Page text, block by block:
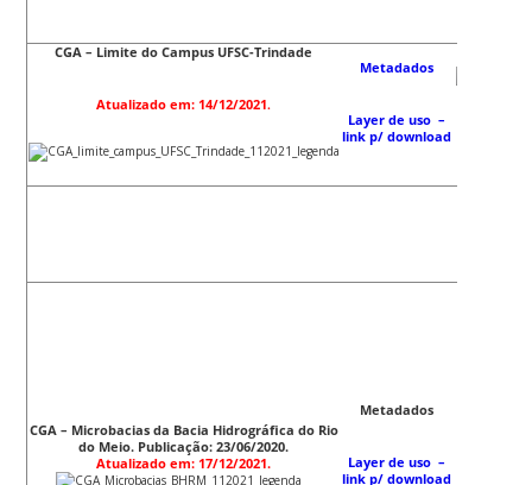
CGA – Limite do Campus UFSC-Trindade
Atualizado em: 14/12/2021.
Metadados
Layer de uso –
link p/ download
CGA – Microbacias da Bacia Hidrográfica do Rio
do Meio. Publicação: 23/06/2020.
Atualizado em: 17/12/2021.
Metadados
Layer de uso –
link p/ download